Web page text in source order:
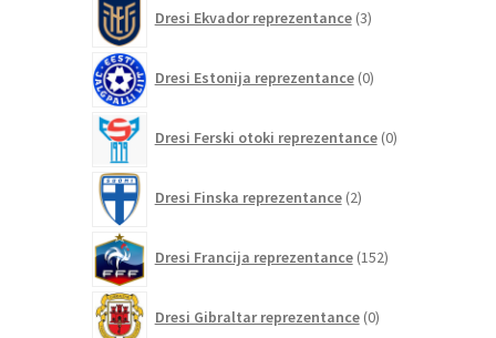
Dresi Ekvador reprezentance 3izdelki
Dresi Estonija reprezentance 0izdelkov
Dresi Ferski otoki reprezentance 0izdelkov
Dresi Finska reprezentance 2izdelka
Dresi Francija reprezentance 152izdelkov
Dresi Gibraltar reprezentance 0izdelkov